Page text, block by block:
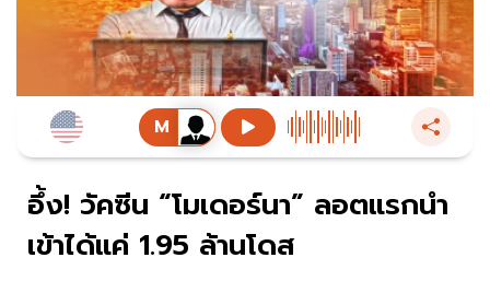
อึ้ง! วัคซีน “โมเดอร์นา” ลอตแรกนำ
เข้าได้แค่ 1.95 ล้านโดส